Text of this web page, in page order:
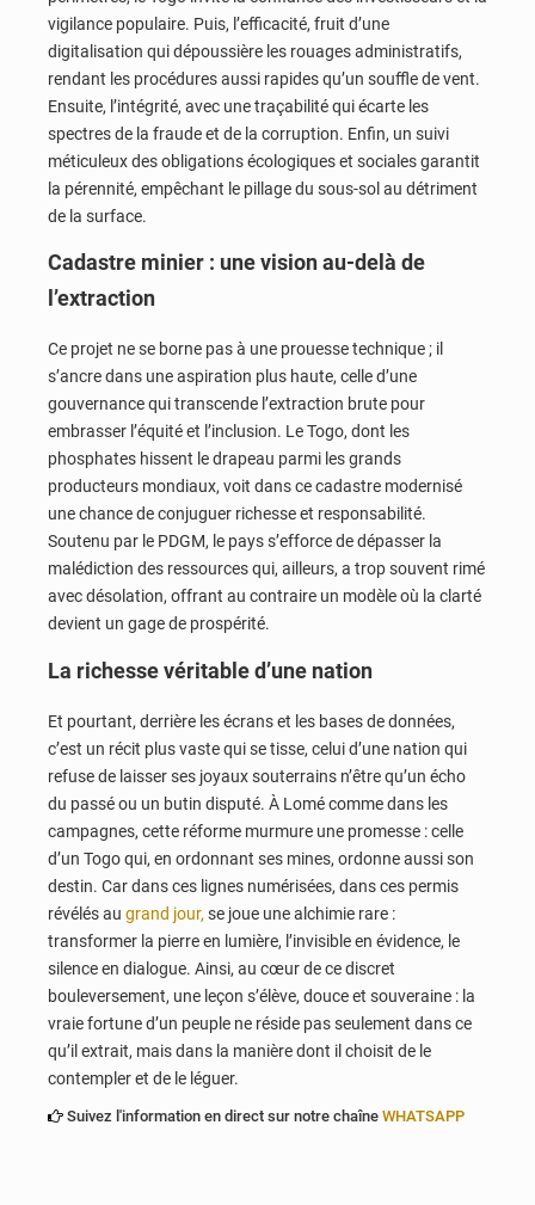
vigilance populaire. Puis, l’efficacité, fruit d’une
digitalisation qui dépoussière les rouages administratifs,
rendant les procédures aussi rapides qu’un souffle de vent.
Ensuite, l’intégrité, avec une traçabilité qui écarte les
spectres de la fraude et de la corruption. Enfin, un suivi
méticuleux des obligations écologiques et sociales garantit
la pérennité, empêchant le pillage du sous-sol au détriment
de la surface.
Cadastre minier : une vision au-delà de
l’extraction
Ce projet ne se borne pas à une prouesse technique ; il
s’ancre dans une aspiration plus haute, celle d’une
gouvernance qui transcende l’extraction brute pour
embrasser l’équité et l’inclusion. Le Togo, dont les
phosphates hissent le drapeau parmi les grands
producteurs mondiaux, voit dans ce cadastre modernisé
une chance de conjuguer richesse et responsabilité.
Soutenu par le PDGM, le pays s’efforce de dépasser la
malédiction des ressources qui, ailleurs, a trop souvent rimé
avec désolation, offrant au contraire un modèle où la clarté
devient un gage de prospérité.
La richesse véritable d’une nation
Et pourtant, derrière les écrans et les bases de données,
c’est un récit plus vaste qui se tisse, celui d’une nation qui
refuse de laisser ses joyaux souterrains n’être qu’un écho
du passé ou un butin disputé. À Lomé comme dans les
campagnes, cette réforme murmure une promesse : celle
d’un Togo qui, en ordonnant ses mines, ordonne aussi son
destin. Car dans ces lignes numérisées, dans ces permis
révélés au grand jour, se joue une alchimie rare :
transformer la pierre en lumière, l’invisible en évidence, le
silence en dialogue. Ainsi, au cœur de ce discret
bouleversement, une leçon s’élève, douce et souveraine : la
vraie fortune d’un peuple ne réside pas seulement dans ce
qu’il extrait, mais dans la manière dont il choisit de le
contempler et de le léguer.
Suivez l'information en direct sur notre chaîne WHATSAPP